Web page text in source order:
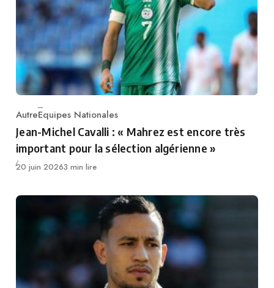
Category
AutreEquipes Nationales
Jean-Michel Cavalli : « Mahrez est encore très
important pour la sélection algérienne »
Publié
20 juin 20263 min lire